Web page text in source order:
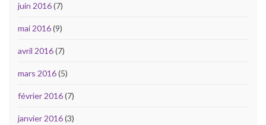
juin 2016(7)
mai 2016(9)
avril 2016(7)
mars 2016(5)
février 2016(7)
janvier 2016(3)